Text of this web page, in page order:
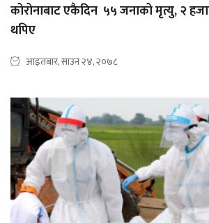
कोरोनाबाट एकैदिन ५५ जनाको मृत्यु, २
थपिए
आइतबार, साउन २४, २०७८